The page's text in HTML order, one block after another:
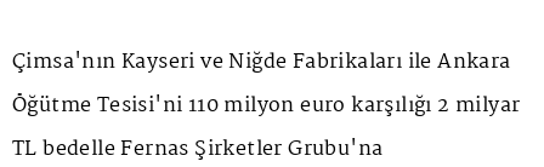
Çimsa'nın Kayseri ve Niğde Fabrikaları ile Ankara
Öğütme Tesisi'ni 110 milyon euro karşılığı 2 milyar
TL bedelle Fernas Şirketler Grubu'na